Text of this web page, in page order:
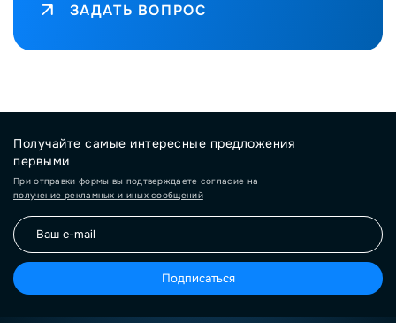
ЗАДАТЬ ВОПРОС
Получайте самые интересные предложения
первыми
При отправки формы вы подтверждаете согласие на
получение рекламных и иных сообщений
Подписаться